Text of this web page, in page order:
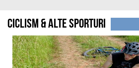
Ciclism & alte sporturi